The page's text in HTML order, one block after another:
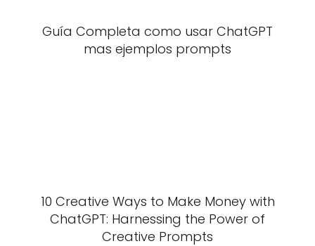
Guía Completa como usar ChatGPT
mas ejemplos prompts
10 Creative Ways to Make Money with
ChatGPT: Harnessing the Power of
Creative Prompts